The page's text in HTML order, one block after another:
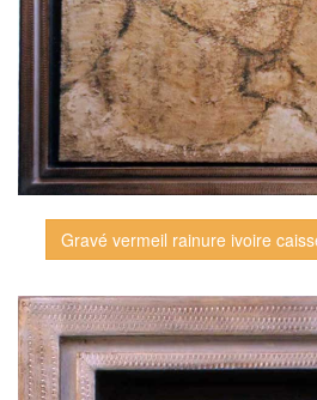
Gravé vermeil rainure ivoire